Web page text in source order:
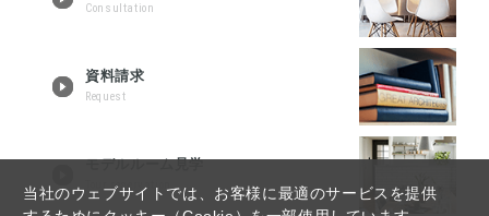
当社のウェブサイトでは、お客様に最適のサービスを提供
Consultation
資料請求
Request
モデルルーム見学
Tour reservation